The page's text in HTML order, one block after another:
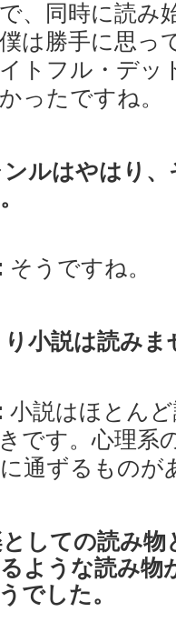
、同時に読み
は勝手に思っ
トフル・デッ
ったですね。
ルはやはり、
そうですね。
小説は読みま
小説はほとん
です。心理系
通ずるものが
しての読み物
ような読み物
でした。